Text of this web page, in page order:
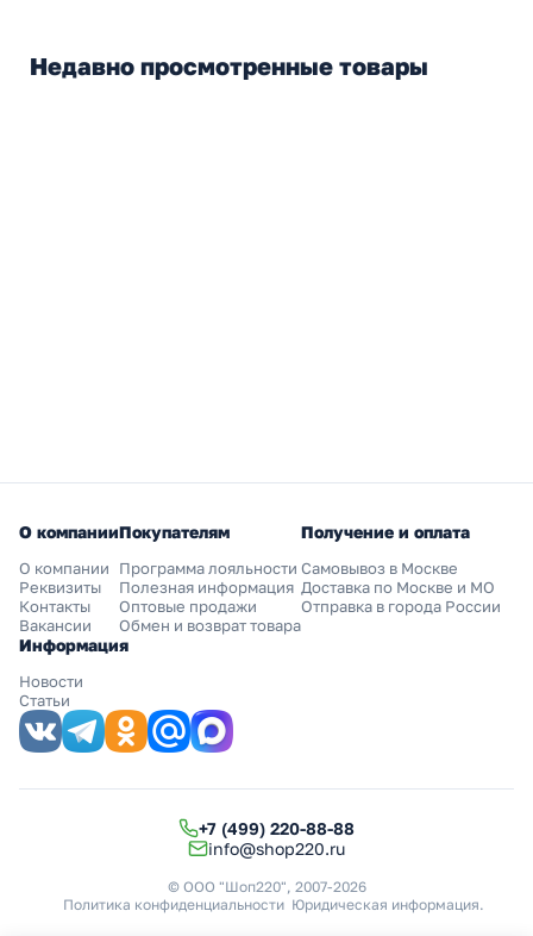
Недавно просмотренные товары
О компании
О компании
Реквизиты
Контакты
Вакансии
Покупателям
Программа лояльности
Полезная информация
Оптовые продажи
Обмен и возврат товара
Получение и оплата
Самовывоз в Москве
Доставка по Москве и МО
Отправка в города России
Информация
Новости
Статьи
+7 (499) 220-88-88
info@shop220.ru
© ООО "Шоп220", 2007-2026
Политика конфиденциальности Юридическая информация.